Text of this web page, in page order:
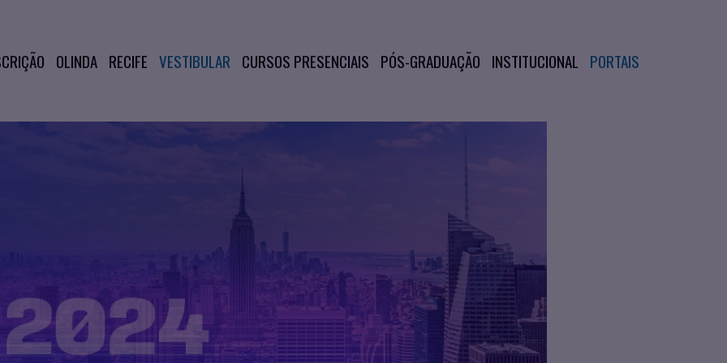
OLINDA RECIFE VESTIBULAR CURSOS PRESENCIAIS PÓS-GRADUAÇÃO INSTITUCIONAL PORTAIS